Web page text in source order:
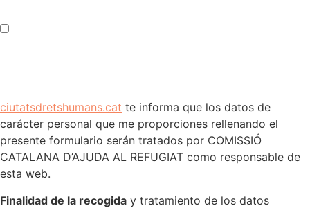
ciutatsdretshumans.cat te informa que los datos de
carácter personal que me proporciones rellenando el
presente formulario serán tratados por COMISSIÓ
CATALANA D’AJUDA AL REFUGIAT como responsable de
esta web.
Finalidad de la recogida y tratamiento de los datos